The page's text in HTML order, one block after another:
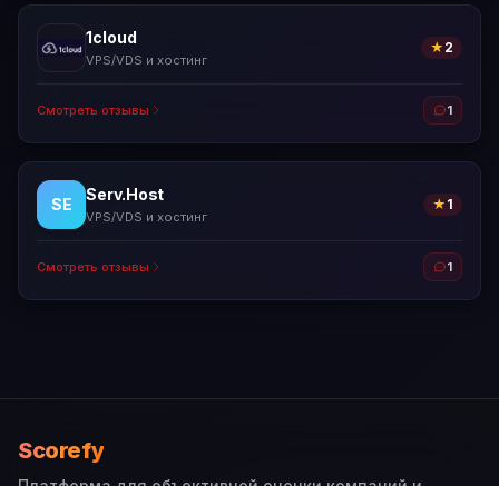
1cloud
VPS/VDS и хостинг
★ 2
Смотреть отзывы 1
SE
Serv.Host
VPS/VDS и хостинг
★ 1
Смотреть отзывы 1
Scorefy